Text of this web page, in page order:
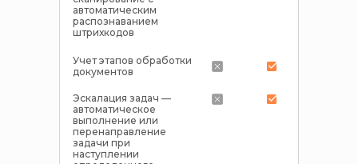
автоматическим
распознаванием
штрихкодов
Учет этапов обработки
документов
Эскалация задач —
автоматическое
выполнение или
перенаправление
задачи при
наступлении